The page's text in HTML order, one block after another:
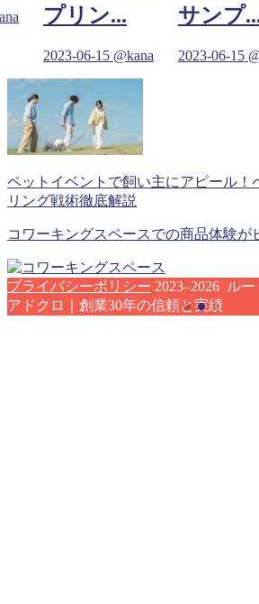
プリン...
2023-06-15 @kana
サンプ
2023-06-15
ペットイベントで飼い主にアピール！
リング戦術徹底解説
コワーキングスペースでの商品体験が
プライバシーポリシー 2023–2026 ル
アドクロ｜創業30年の信頼と実績